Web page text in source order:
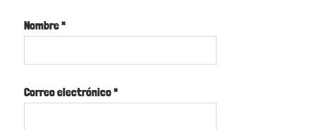
Nombre*
Correo electrónico*